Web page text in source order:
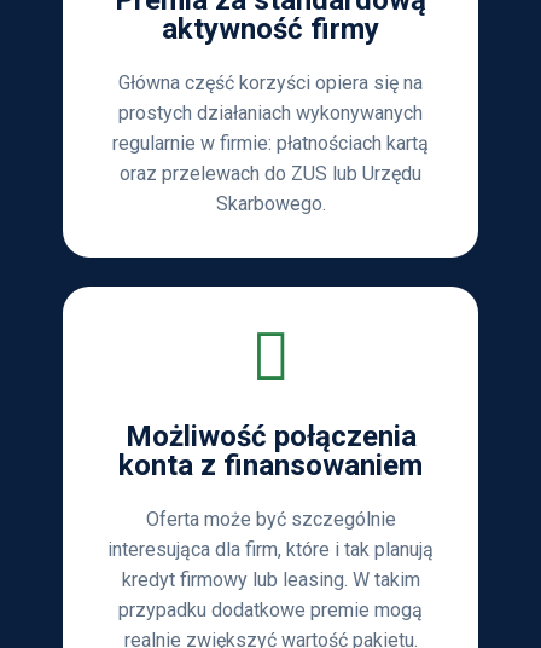
aktywność firmy
Główna część korzyści opiera się na
prostych działaniach wykonywanych
regularnie w firmie: płatnościach kartą
oraz przelewach do ZUS lub Urzędu
Skarbowego.
Możliwość połączenia
konta z finansowaniem
Oferta może być szczególnie
interesująca dla firm, które i tak planują
kredyt firmowy lub leasing. W takim
przypadku dodatkowe premie mogą
realnie zwiększyć wartość pakietu.